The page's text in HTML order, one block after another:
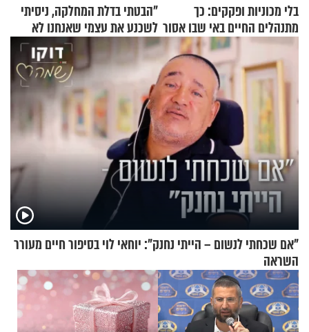
בלי מכוניות ופקקים: כך
מתנהלים החיים באי שבו אסור
לנהוג כבר יותר מ-120 שנה
"הבטתי בדלת המחלקה, ניסיתי
לשכנע את עצמי שאנחנו לא
שייכים לשם"
"אם שכחתי לנשום – הייתי נחנק": יוחאי לוי בסיפור חיים מעורר
השראה